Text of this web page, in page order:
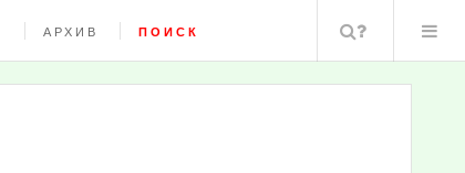
АРХИВ ПОИСК Поиск